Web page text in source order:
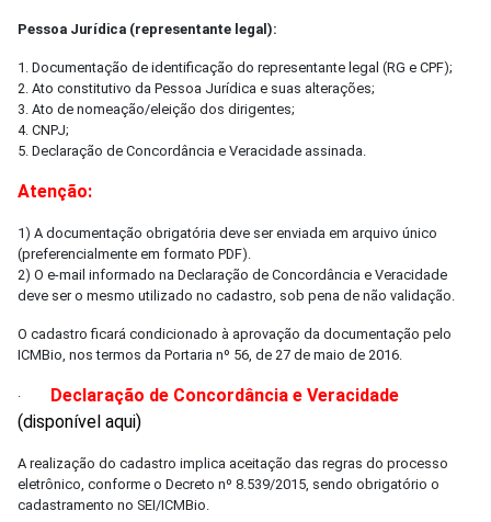
Pessoa Jurídica (representante legal):
1. Documentação de identificação do representante legal (RG e CPF);
2. Ato constitutivo da Pessoa Jurídica e suas alterações;
3. Ato de nomeação/eleição dos dirigentes;
4. CNPJ;
5. Declaração de Concordância e Veracidade assinada.
Atenção:
1) A documentação obrigatória deve ser enviada em arquivo único
(preferencialmente em formato PDF).
2) O e-mail informado na Declaração de Concordância e Veracidade
deve ser o mesmo utilizado no cadastro, sob pena de não validação.
O cadastro ficará condicionado à aprovação da documentação pelo
ICMBio, nos termos da Portaria nº 56, de 27 de maio de 2016.
· Declaração de Concordância e Veracidade
(disponível aqui)
A realização do cadastro implica aceitação das regras do processo
eletrônico, conforme o Decreto nº 8.539/2015, sendo obrigatório o
cadastramento no SEI/ICMBio.